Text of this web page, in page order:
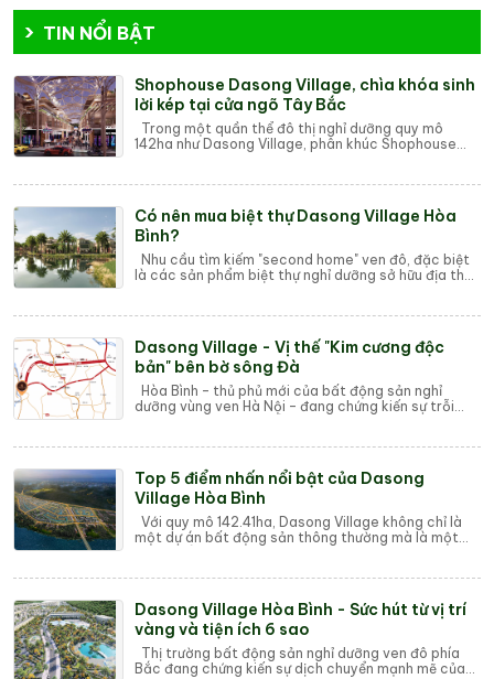
TIN NỔI BẬT
Shophouse Dasong Village, chìa khóa sinh
lời kép tại cửa ngõ Tây Bắc
Trong một quần thể đô thị nghỉ dưỡng quy mô
142ha như Dasong Village, phân khúc Shophouse
Có nên mua biệt thự Dasong Village Hòa
Bình?
Nhu cầu tìm kiếm "second home" ven đô, đặc biệt
là các sản phẩm biệt thự nghỉ dưỡng sở hữu địa thế
Dasong Village - Vị thế "Kim cương độc
bản" bên bờ sông Đà
Hòa Bình – thủ phủ mới của bất động sản nghỉ
dưỡng vùng ven Hà Nội – đang chứng kiến sự trỗi
Top 5 điểm nhấn nổi bật của Dasong
Village Hòa Bình
Với quy mô 142.41ha, Dasong Village không chỉ là
một dự án bất động sản thông thường mà là một
Dasong Village Hòa Bình - Sức hút từ vị trí
vàng và tiện ích 6 sao
Thị trường bất động sản nghỉ dưỡng ven đô phía
Bắc đang chứng kiến sự dịch chuyển mạnh mẽ của